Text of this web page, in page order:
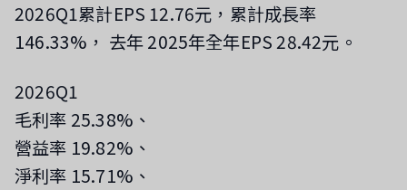
2026Q1累計EPS 12.76元，累計成長率
146.33%， 去年 2025年全年EPS 28.42元。
2026Q1
毛利率 25.38%、
營益率 19.82%、
淨利率 15.71%、